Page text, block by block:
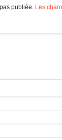
publiée. Les